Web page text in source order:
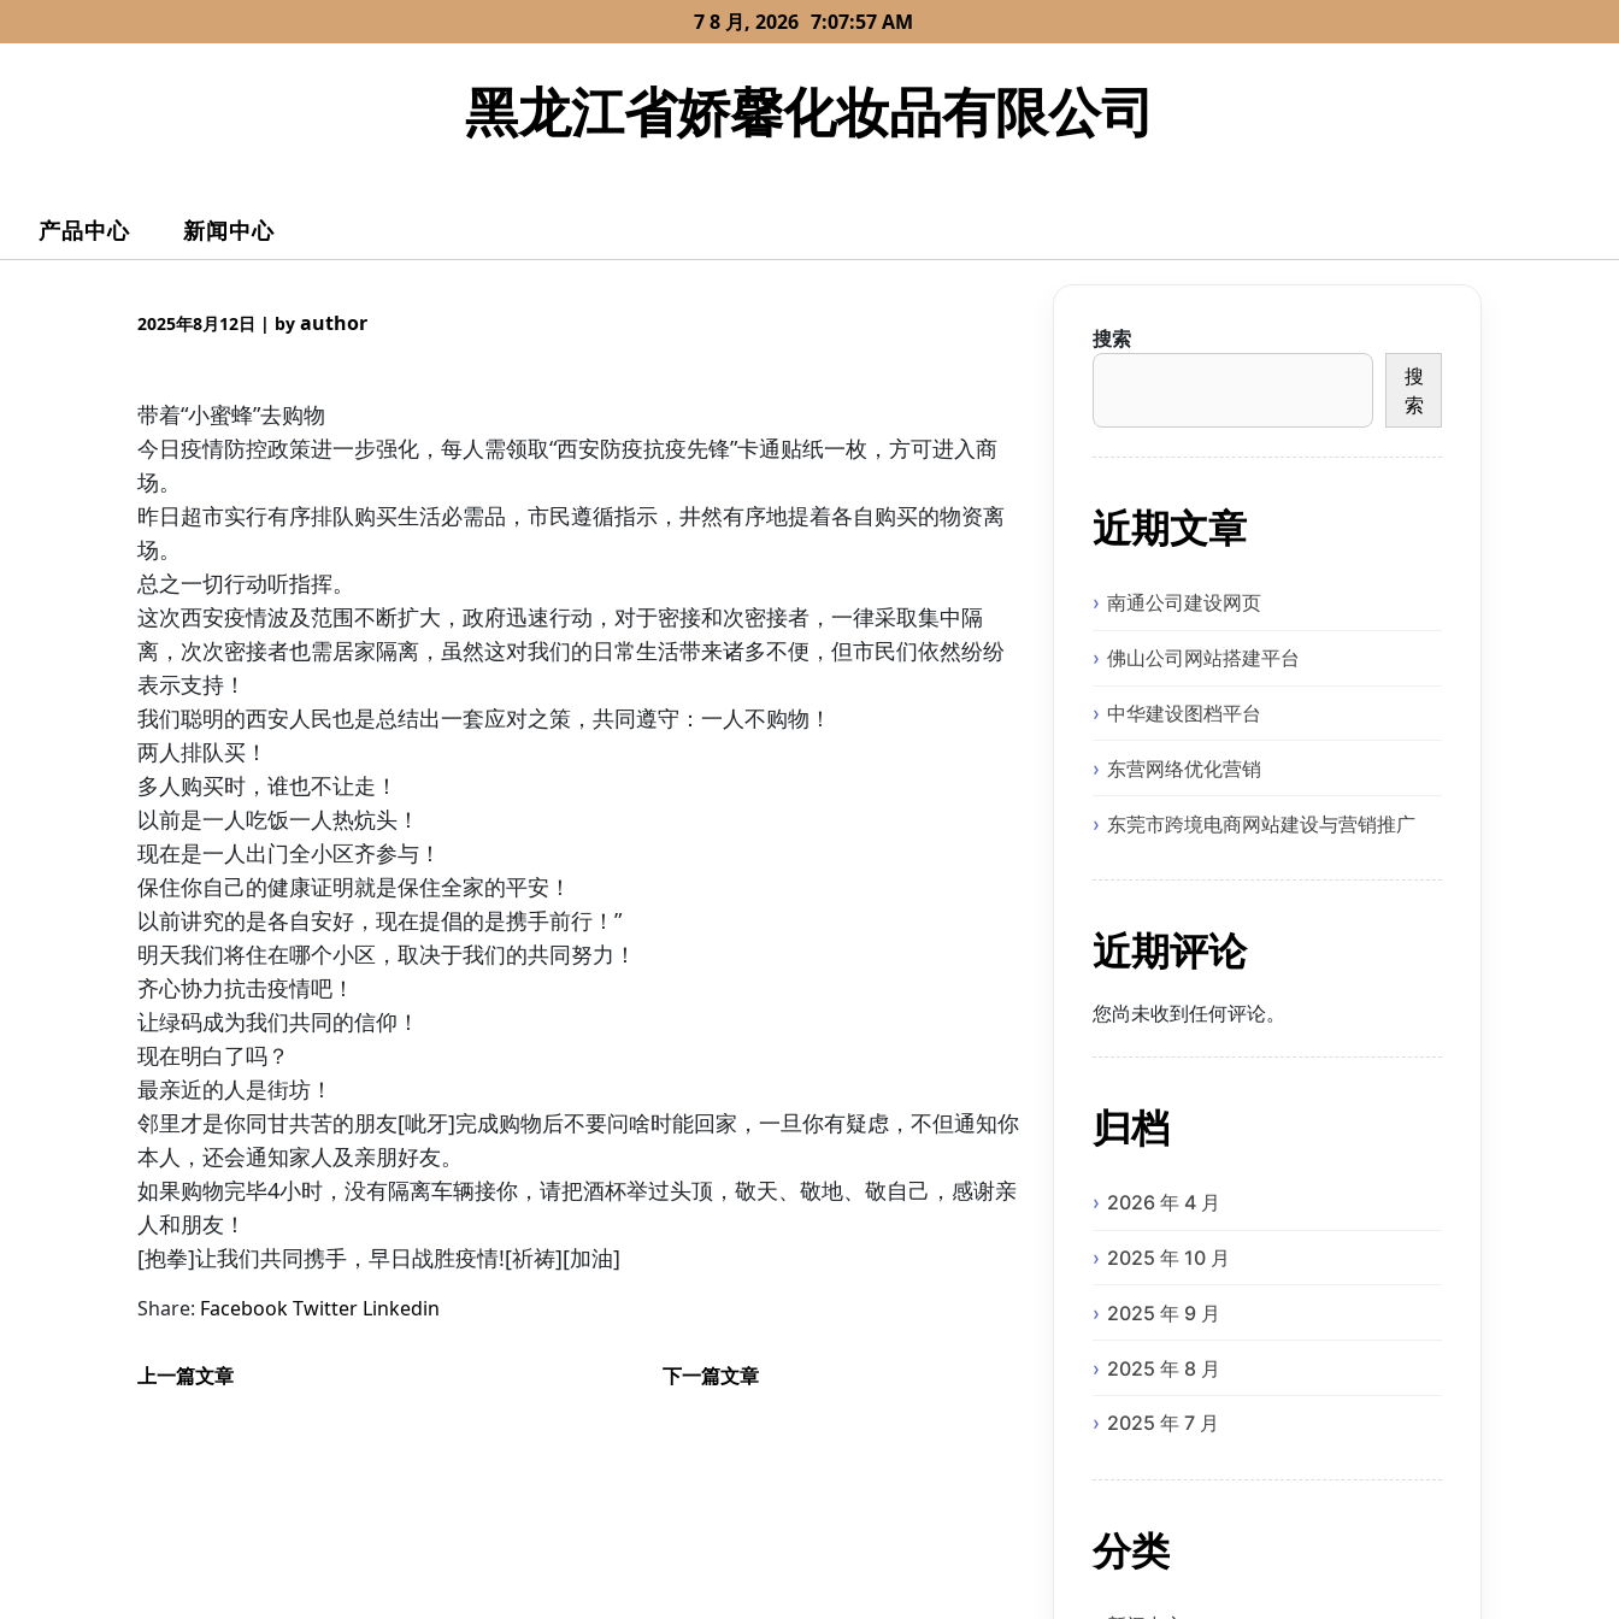
to
7 8 月, 2026 7:07:57 AM
黑龙江省娇馨化妆品有限公司
产品中心 新闻中心
2025年8月12日 | by author
带着“小蜜蜂”去购物
今日疫情防控政策进一步强化，每人需领取“西安防疫抗疫先锋”卡通贴纸一枚，方可进入商
场。
昨日超市实行有序排队购买生活必需品，市民遵循指示，井然有序地提着各自购买的物资离
场。
总之一切行动听指挥。
这次西安疫情波及范围不断扩大，政府迅速行动，对于密接和次密接者，一律采取集中隔
离，次次密接者也需居家隔离，虽然这对我们的日常生活带来诸多不便，但市民们依然纷纷
表示支持！
我们聪明的西安人民也是总结出一套应对之策，共同遵守：一人不购物！
两人排队买！
多人购买时，谁也不让走！
以前是一人吃饭一人热炕头！
现在是一人出门全小区齐参与！
保住你自己的健康证明就是保住全家的平安！
以前讲究的是各自安好，现在提倡的是携手前行！”
明天我们将住在哪个小区，取决于我们的共同努力！
齐心协力抗击疫情吧！
让绿码成为我们共同的信仰！
现在明白了吗？
最亲近的人是街坊！
邻里才是你同甘共苦的朋友[呲牙]完成购物后不要问啥时能回家，一旦你有疑虑，不但通知你
本人，还会通知家人及亲朋好友。
如果购物完毕4小时，没有隔离车辆接你，请把酒杯举过头顶，敬天、敬地、敬自己，感谢亲
人和朋友！
[抱拳]让我们共同携手，早日战胜疫情![祈祷][加油]
Share: FacebookTwitter Linkedin
上一篇文章 下一篇文章
搜索
搜
索
近期文章
南通公司建设网页
佛山公司网站搭建平台
中华建设图档平台
东营网络优化营销
东莞市跨境电商网站建设与营销推广
近期评论
您尚未收到任何评论。
归档
2026 年 4 月
2025 年 10 月
2025 年 9 月
2025 年 8 月
2025 年 7 月
分类